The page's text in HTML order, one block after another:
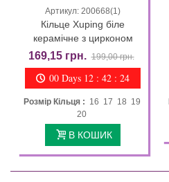
Артикул: 200668(1)
Кільце Xuping біле
керамічне з цирконом
169,15 грн. 199,00 грн.
00 Days 12 : 42 : 23
Розмір Кільця : 16 17 18 19
20
В КОШИК